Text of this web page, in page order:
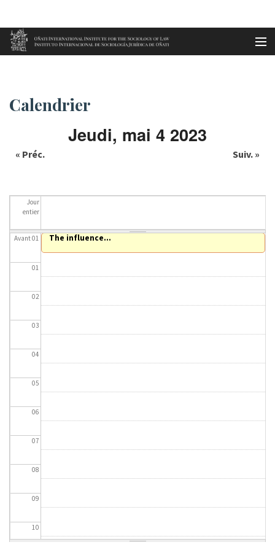
Aller au contenu principal
Accueil Calendrier
Calendrier
Jeudi, mai 4 2023
« Préc. Suiv. »
Jour
entier
Avant 01
01
02
03
04
05
06
07
08
09
10
The influence...